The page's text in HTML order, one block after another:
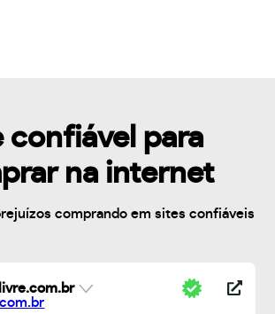
confiável para
na internet
comprando em sites confiáveis